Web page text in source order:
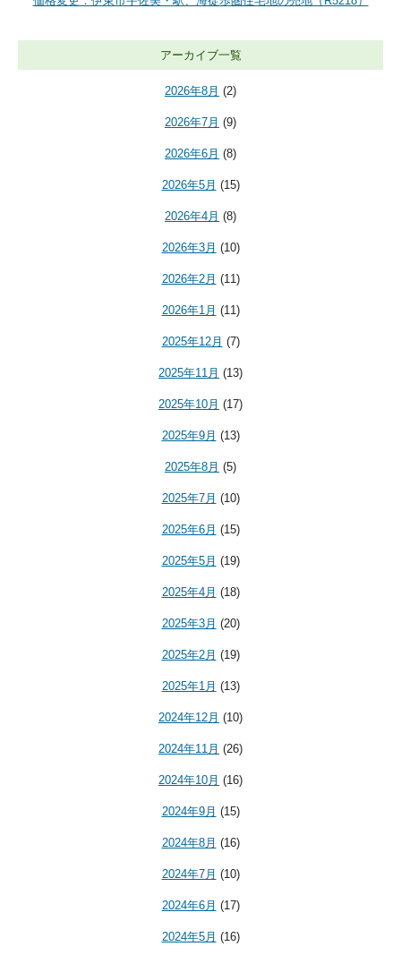
アーカイブ一覧
2026年8月 (2)
2026年7月 (9)
2026年6月 (8)
2026年5月 (15)
2026年4月 (8)
2026年3月 (10)
2026年2月 (11)
2026年1月 (11)
2025年12月 (7)
2025年11月 (13)
2025年10月 (17)
2025年9月 (13)
2025年8月 (5)
2025年7月 (10)
2025年6月 (15)
2025年5月 (19)
2025年4月 (18)
2025年3月 (20)
2025年2月 (19)
2025年1月 (13)
2024年12月 (10)
2024年11月 (26)
2024年10月 (16)
2024年9月 (15)
2024年8月 (16)
2024年7月 (10)
2024年6月 (17)
2024年5月 (16)